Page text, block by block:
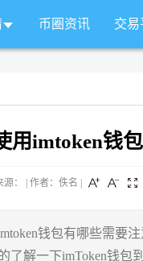
币圈资讯 交易
用imtoken钱
源： | 作者：佚名
钱包有哪些需要
解一下imToken钱包